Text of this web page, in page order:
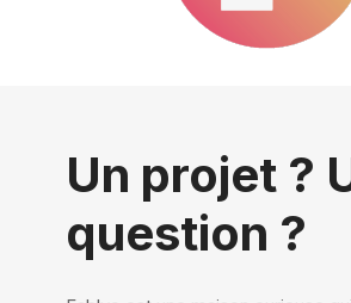
Un projet ?
question ?